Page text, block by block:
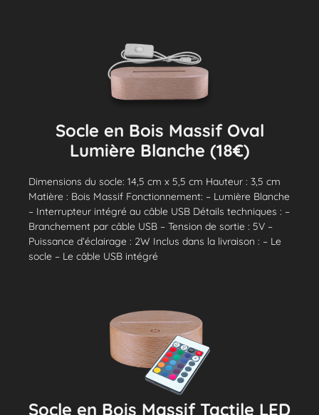
Socle en Bois Massif Oval
Lumière Blanche (18€)
Dimensions du socle: 14,5 cm x 5,5 cm Hauteur : 3,5 cm
Matière : Bois Massif Fonctionnement: – Lumière Blanche
– Interrupteur intégré au câble USB Détails techniques : –
Branchement par câble USB – Tension de sortie : 5V –
Puissance d’éclairage : 2W Inclus dans la livraison : – Le
socle – Le câble USB intégré
Socle en Bois Massif Tactile LED